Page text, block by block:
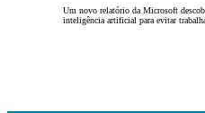
Um novo relatório da Microsoft
inteligência artificial para evitar